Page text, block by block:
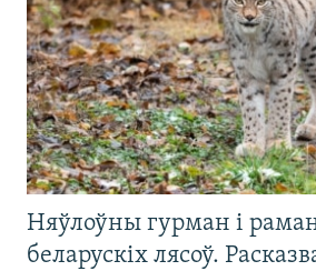
Няўлоўны гурман і
беларускіх лясоў.